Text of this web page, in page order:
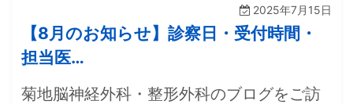
2025年7月15日
【8月のお知らせ】診察日・受付時間・
担当医…
菊地脳神経外科・整形外科のブログをご訪